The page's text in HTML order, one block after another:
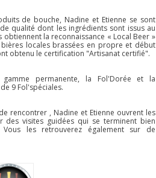
de bouche, Nadine et Etienne se sont
qualité dont les ingrédients sont issus au
la reconnaissance « Local Beer »
locales brassées en propre et début
obtenu le certification "Artisanat certifié".
permanente, la Fol'Dorée et la
9 Fol'spéciales.
rencontrer , Nadine et Etienne ouvrent les
visites guidées qui se terminent bien
les retrouverez également sur de